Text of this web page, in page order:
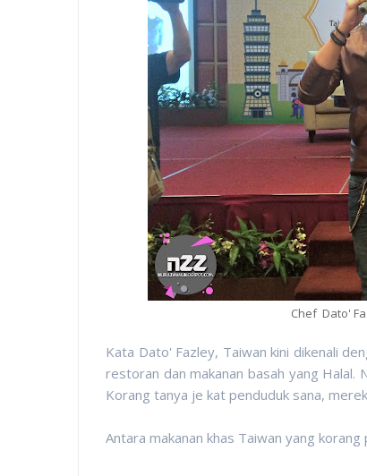
Chef Dato'
Kata Dato' Fazley, Taiwan kini dikenali
restoran dan makanan basah yang Halal.
Korang tanya je kat penduduk sana,
Antara makanan khas Taiwan yang korang